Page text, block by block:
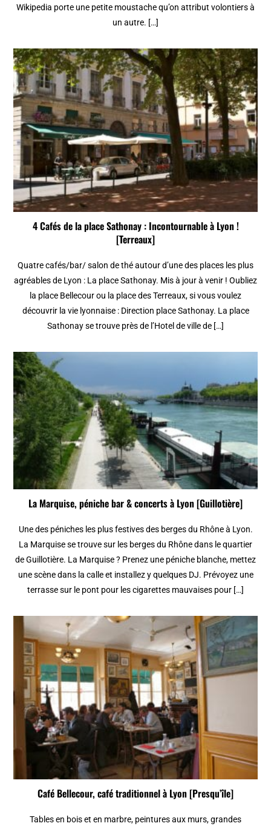
Wikipedia porte une petite moustache qu’on attribut volontiers à
un autre. […]
4 Cafés de la place Sathonay : Incontournable à Lyon !
[Terreaux]
Quatre cafés/bar/ salon de thé autour d’une des places les plus
agréables de Lyon : La place Sathonay. Mis à jour à venir ! Oubliez
la place Bellecour ou la place des Terreaux, si vous voulez
découvrir la vie lyonnaise : Direction place Sathonay. La place
Sathonay se trouve près de l’Hotel de ville de […]
La Marquise, péniche bar & concerts à Lyon [Guillotière]
Une des péniches les plus festives des berges du Rhône à Lyon.
La Marquise se trouve sur les berges du Rhône dans le quartier
de Guillotière. La Marquise ? Prenez une péniche blanche, mettez
une scène dans la calle et installez y quelques DJ. Prévoyez une
terrasse sur le pont pour les cigarettes mauvaises pour […]
Café Bellecour, café traditionnel à Lyon [Presqu’île]
Tables en bois et en marbre, peintures aux murs, grandes